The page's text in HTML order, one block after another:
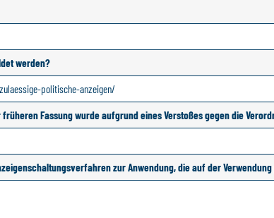
werden?
politische-anzeigen/
Fassung wurde aufgrund eines Verstoßes gegen die
zur Anwendung, die auf der